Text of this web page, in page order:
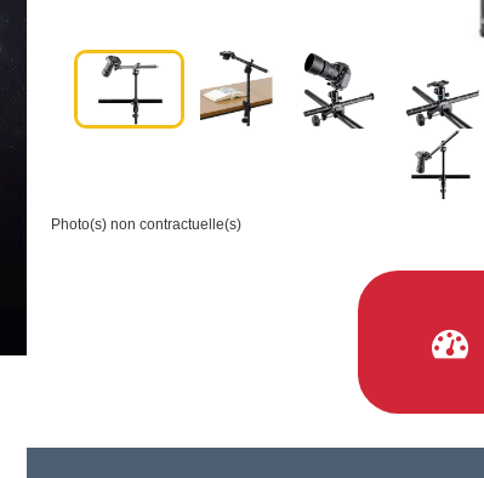
Photo(s) non contractuelle(s)